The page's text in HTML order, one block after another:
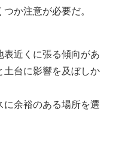
か注意が必要だ。
表近くに張る傾向があ
土台に影響を及ぼしか
に余裕のある場所を選